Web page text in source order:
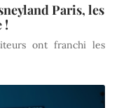
Paris, les
!
ont franchi les